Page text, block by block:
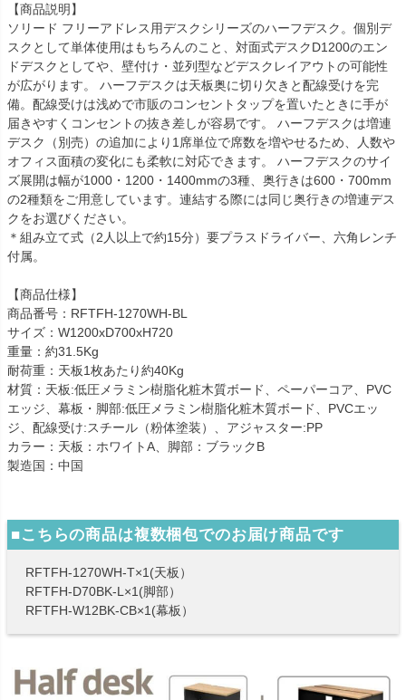
【商品説明】
ソリード フリーアドレス用デスクシリーズのハーフデスク。個別デ
スクとして単体使用はもちろんのこと、対面式デスクD1200のエン
ドデスクとしてや、壁付け・並列型などデスクレイアウトの可能性
が広がります。 ハーフデスクは天板奥に切り欠きと配線受けを完
備。配線受けは浅めで市販のコンセントタップを置いたときに手が
届きやすくコンセントの抜き差しが容易です。 ハーフデスクは増連
デスク（別売）の追加により1席単位で席数を増やせるため、人数や
オフィス面積の変化にも柔軟に対応できます。 ハーフデスクのサイ
ズ展開は幅が1000・1200・1400mmの3種、奥行きは600・700mm
の2種類をご用意しています。連結する際には同じ奥行きの増連デス
クをお選びください。
＊組み立て式（2人以上で約15分）要プラスドライバー、六角レンチ
付属。
【商品仕様】
商品番号：RFTFH-1270WH-BL
サイズ：W1200xD700xH720
重量：約31.5Kg
耐荷重：天板1枚あたり約40Kg
材質：天板:低圧メラミン樹脂化粧木質ボード、ペーパーコア、PVC
エッジ、幕板・脚部:低圧メラミン樹脂化粧木質ボード、PVCエッ
ジ、配線受け:スチール（粉体塗装）、アジャスター:PP
カラー：天板：ホワイトA、脚部：ブラックB
製造国：中国
■こちらの商品は複数梱包でのお届け商品です
RFTFH-1270WH-T×1(天板）
RFTFH-D70BK-L×1(脚部）
RFTFH-W12BK-CB×1(幕板）